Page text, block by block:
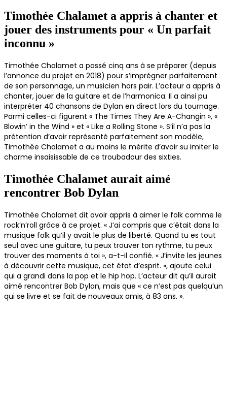
Timothée Chalamet a appris à chanter et
jouer des instruments pour « Un parfait
inconnu »
Timothée Chalamet a passé cinq ans à se préparer (depuis
l’annonce du projet en 2018) pour s’imprégner parfaitement
de son personnage, un musicien hors pair. L’acteur a appris à
chanter, jouer de la guitare et de l’harmonica. Il a ainsi pu
interpréter 40 chansons de Dylan en direct lors du tournage.
Parmi celles-ci figurent « The Times They Are A-Changin », «
Blowin’ in the Wind » et « Like a Rolling Stone ». S’il n’a pas la
prétention d’avoir représenté parfaitement son modèle,
Timothée Chalamet a au moins le mérite d’avoir su imiter le
charme insaisissable de ce troubadour des sixties.
Timothée Chalamet aurait aimé
rencontrer Bob Dylan
Timothée Chalamet dit avoir appris à aimer le folk comme le
rock’n’roll grâce à ce projet. « J’ai compris que c’était dans la
musique folk qu’il y avait le plus de liberté. Quand tu es tout
seul avec une guitare, tu peux trouver ton rythme, tu peux
trouver des moments à toi », a-t-il confié. « J’invite les jeunes
à découvrir cette musique, cet état d’esprit. », ajoute celui
qui a grandi dans la pop et le hip hop. L’acteur dit qu’il aurait
aimé rencontrer Bob Dylan, mais que « ce n’est pas quelqu’un
qui se livre et se fait de nouveaux amis, à 83 ans. ».